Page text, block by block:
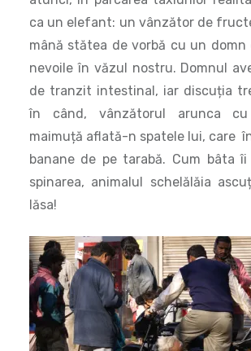
în când, vânzătorul arunca
maimuță aflată-n spatele lui, care
banane de pe tarabă. Cum bâta îi
spinarea, animalul schelălăia
lăsa!